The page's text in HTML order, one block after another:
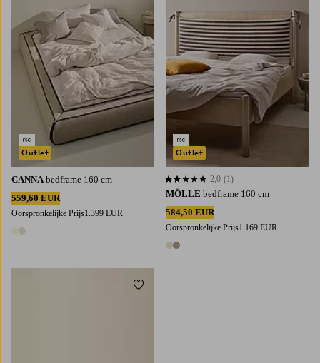
CANNA bedframe 160 cm
559,60 EUR
Oorspronkelijke Prijs1.399 EUR
2 kleuren
Outlet
MÖLLE bedframe 160 cm
584,50 EUR
Oorspronkelijke Prijs1.169 EUR
2 kleuren
2,0 op basis van 1 beoordelingen
2,0 (1)
Outlet
Toevoegen aan favorieten